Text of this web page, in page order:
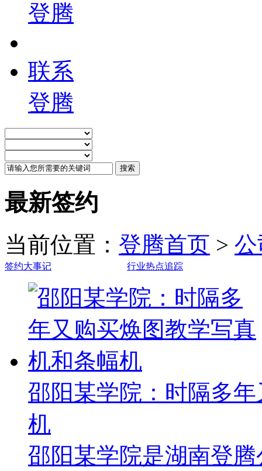
登腾
联系
登腾
最新签约
当前位置： 登腾首页 >
签约大事记 行业热点追踪
邵阳某学院：时隔多
机
邵阳某学院是湖南登